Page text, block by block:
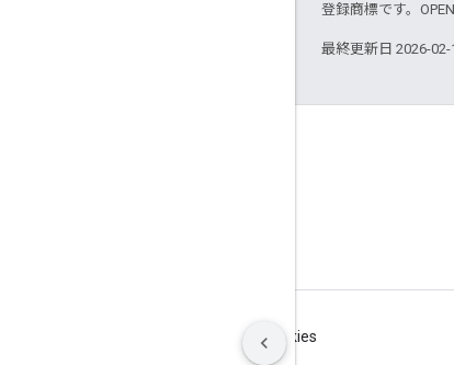
登録商標です。
最終更新日 2026-02-
Manage cookies